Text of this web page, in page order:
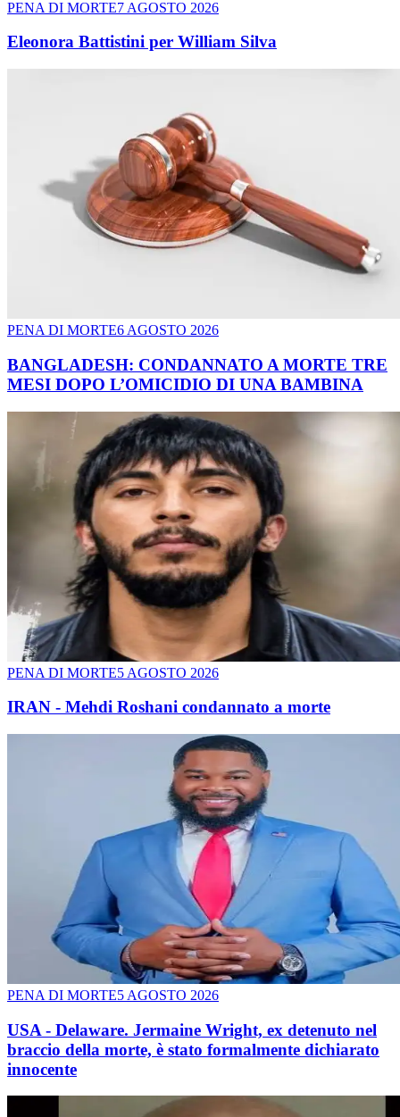
PENA DI MORTE7 AGOSTO 2026
Eleonora Battistini per William Silva
PENA DI MORTE6 AGOSTO 2026
BANGLADESH: CONDANNATO A MORTE TRE
MESI DOPO L’OMICIDIO DI UNA BAMBINA
PENA DI MORTE5 AGOSTO 2026
IRAN - Mehdi Roshani condannato a morte
PENA DI MORTE5 AGOSTO 2026
USA - Delaware. Jermaine Wright, ex detenuto nel
braccio della morte, è stato formalmente dichiarato
innocente